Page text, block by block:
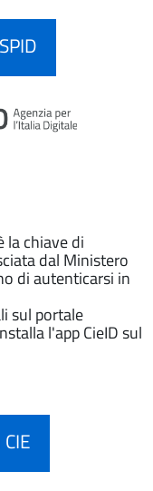
la chiave di
dal Ministero
di autenticarsi in
sul portale
l'app CieID sul